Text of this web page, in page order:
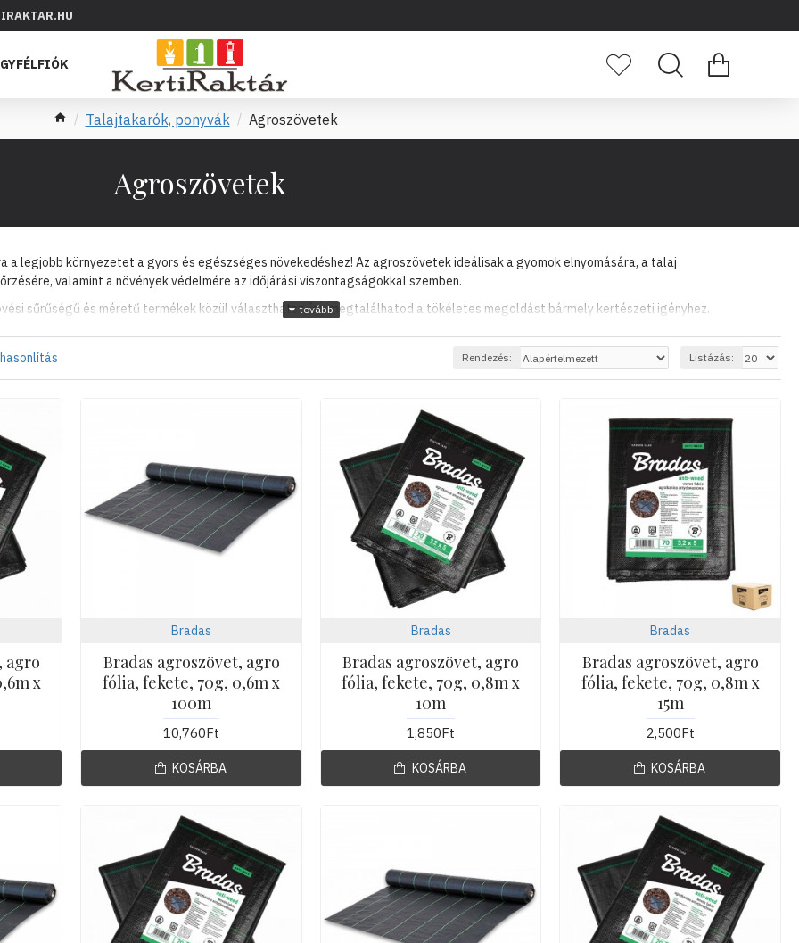
Talajtakarók, ponyvák Agroszövetek
Agroszövetek
a legjobb környezetet a gyors és egészséges növekedéshez! Az agroszövetek ideálisak a gyomok elnyomására, a talaj
valamint a növények védelmére az időjárási viszontagságokkal szemben.
sűrűségű és méretű termékek közül választhatsz, így megtalálhatod a tökéletes megoldást bármely kertészeti igényhez.
Rendezés: Listázás:
agro
x
Bradas
Bradas agroszövet, agro
fólia, fekete, 70g, 0,6m x
100m
10,760Ft
KOSÁRBA
Bradas
Bradas agroszövet, agro
fólia, fekete, 70g, 0,8m x
10m
1,850Ft
KOSÁRBA
Bradas
Bradas agroszövet, agro
fólia, fekete, 70g, 0,8m x
15m
2,500Ft
KOSÁRBA